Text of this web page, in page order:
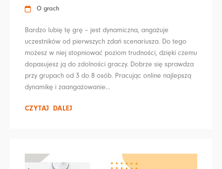
O grach
Bardzo lubię tę grę – jest dynamiczna, angażuje
uczestników od pierwszych zdań scenariusza. Do tego
możesz w niej stopniować poziom trudności, dzięki czemu
dopasujesz ją do zdolności graczy. Dobrze się sprawdza
przy grupach od 3 do 8 osób. Pracując online najlepszą
dynamikę i zaangażowanie...
CZYTAJ DALEJ